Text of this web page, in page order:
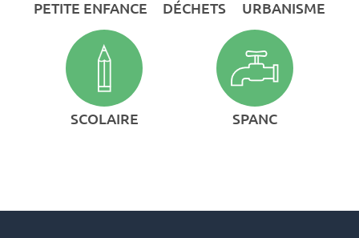
PETITE ENFANCE DÉCHETS URBANISME
SCOLAIRE SPANC